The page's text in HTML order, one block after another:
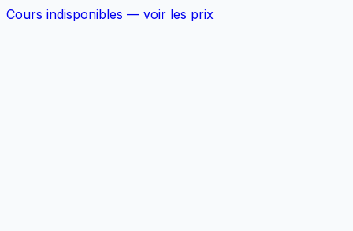
Cours indisponibles — voir les prix